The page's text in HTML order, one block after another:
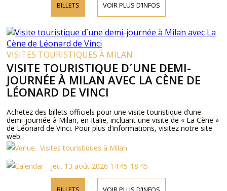
BILLETS VOIR PLUS D’INFOS
VISITES TOURISTIQUES À MILAN
VISITE TOURISTIQUE D´UNE DEMI-
JOURNÉE À MILAN AVEC LA CÈNE DE
LÉONARD DE VINCI
Achetez des billets officiels pour une visite touristique d’une
demi-journée à Milan, en Italie, incluant une visite de « La Cène »
de Léonard de Vinci. Pour plus d’informations, visitez notre site
web.
Visites touristiques à Milan
jeu. 13 août 2026 14:45-18:45